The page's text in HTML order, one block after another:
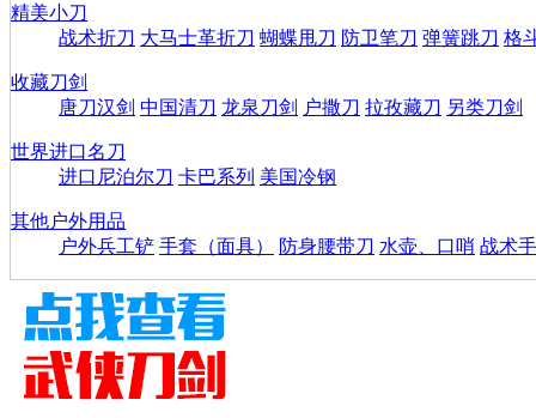
精美小刀
战术折刀 大马士革折刀 蝴蝶甩刀 防卫笔刀 弹簧跳刀 格
收藏刀剑
唐刀汉剑 中国清刀 龙泉刀剑 户撒刀 拉孜藏刀 另类刀剑
世界进口名刀
进口尼泊尔刀 卡巴系列 美国冷钢
其他户外用品
户外兵工铲 手套（面具） 防身腰带刀 水壶、口哨 战术